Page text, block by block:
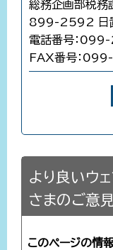
総務企画部税務
899-2592 日
電話番号：
FAX番号：
より良いウ
さまのご意
このページの情